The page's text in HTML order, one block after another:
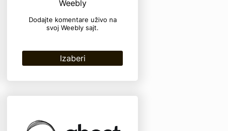
Weebly
Dodajte komentare uživo na
svoj Weebly sajt.
Izaberi